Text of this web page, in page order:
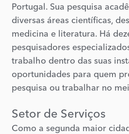
Portugal. Sua pesquisa
diversas áreas científicas,
medicina e literatura. Há
pesquisadores
trabalho dentro das suas
oportunidades para quem
pesquisa ou trabalhar no
Setor de Serviços
Como a segunda maior